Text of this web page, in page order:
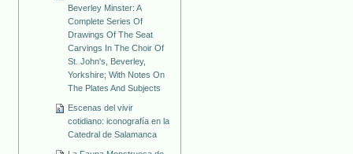
Beverley Minster: A
Complete Series Of
Drawings Of The Seat
Carvings In The Choir Of
St. John's, Beverley,
Yorkshire; With Notes On
The Plates And Subjects
Escenas del vivir
cotidiano: iconografía en la
Catedral de Salamanca